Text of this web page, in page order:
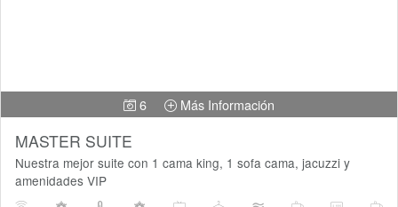
6 Más Información
MASTER SUITE
Nuestra mejor suite con 1 cama king, 1 sofa cama, jacuzzi y
amenidades VIP